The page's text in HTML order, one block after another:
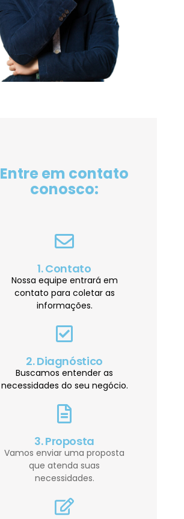
Entre em contato
conosco:
1. Contato
Nossa equipe entrará em
contato para coletar as
informações.
2. Diagnóstico
Buscamos entender as
necessidades do seu negócio.
3. Proposta
Vamos enviar uma proposta
que atenda suas
necessidades.